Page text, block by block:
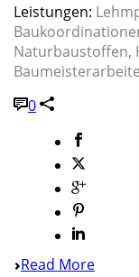
Leistungen:
Naturbaustoffen,
0
Read More